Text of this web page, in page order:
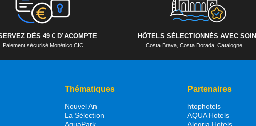
DÈS 49 € D’ACOMPTE
Paiement sécurisé Monético CIC
HÔTELS SÉLECTIONNÉS AVEC SOIN
Costa Brava, Costa Dorada, Catalogne…
Thématiques
Nouvel An
La Sélection
Partenaires
htophotels
AQUA Hotels